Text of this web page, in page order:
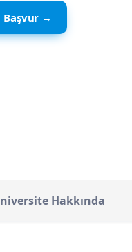
Başvur →
Hakkında